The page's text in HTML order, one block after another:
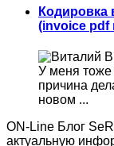
Кодировка
(invoice pdf
У меня тоже
причина
новом ...
ON-Line Блог
актуальную